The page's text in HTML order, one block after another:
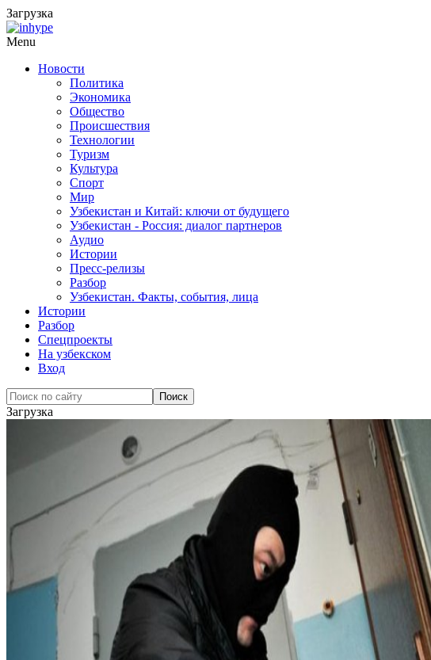
Загрузка
Menu
Новости
Политика
Экономика
Общество
Происшествия
Технологии
Туризм
Культура
Спорт
Мир
Узбекистан и Китай: ключи от будущего
Узбекистан - Россия: диалог партнеров
Аудио
Истории
Пресс-релизы
Разбор
Узбекистан. Факты, события, лица
Истории
Разбор
Спецпроекты
На узбекском
Вход
Загрузка